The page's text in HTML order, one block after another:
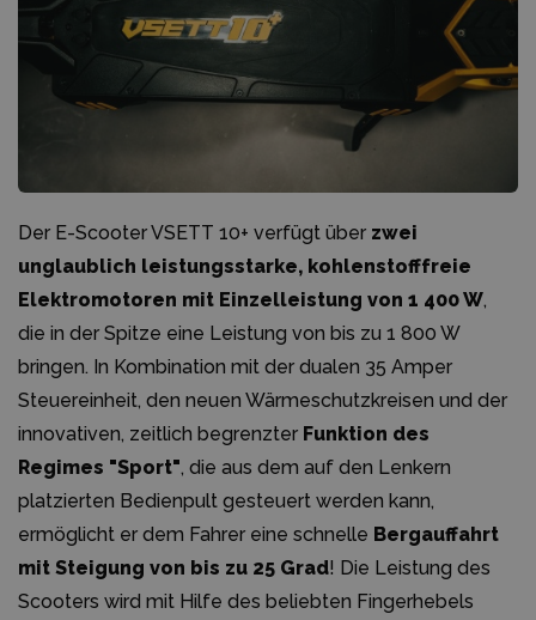
Der E-Scooter VSETT 10+ verfügt über zwei
unglaublich leistungsstarke, kohlenstofffreie
Elektromotoren mit Einzelleistung von 1 400 W,
die in der Spitze eine Leistung von bis zu 1 800 W
bringen. In Kombination mit der dualen 35 Amper
Steuereinheit, den neuen Wärmeschutzkreisen und der
innovativen, zeitlich begrenzter Funktion des
Regimes "Sport", die aus dem auf den Lenkern
platzierten Bedienpult gesteuert werden kann,
ermöglicht er dem Fahrer eine schnelle Bergauffahrt
mit Steigung von bis zu 25 Grad! Die Leistung des
Scooters wird mit Hilfe des beliebten Fingerhebels